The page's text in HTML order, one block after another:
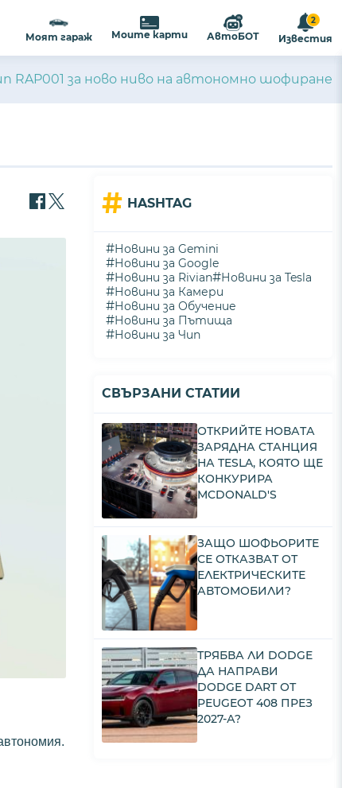
Моят гараж Моите карти АвтоБОТ
2
Известия
RAP001 за ново ниво на автономно шофиране
# HASHTAG
#Новини за Gemini
#Новини за Google
#Новини за Rivian#Новини за Tesla
#Новини за Камери
#Новини за Обучение
#Новини за Пътища
#Новини за Чип
СВЪРЗАНИ СТАТИИ
ОТКРИЙТЕ НОВАТА
ЗАРЯДНА СТАНЦИЯ
НА TESLA, КОЯТО ЩЕ
КОНКУРИРА
MCDONALD'S
ЗАЩО ШОФЬОРИТЕ
СЕ ОТКАЗВАТ ОТ
ЕЛЕКТРИЧЕСКИТЕ
АВТОМОБИЛИ?
ТРЯБВА ЛИ DODGE
ДА НАПРАВИ
DODGE DART ОТ
PEUGEOT 408 ПРЕЗ
2027-А?